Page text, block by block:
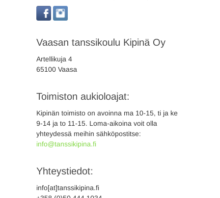
Vaasan tanssikoulu Kipinä Oy
Artellikuja 4
65100 Vaasa
Toimiston aukioloajat:
Kipinän toimisto on avoinna ma 10-15, ti ja ke
9-14 ja to 11-15. Loma-aikoina voit olla
yhteydessä meihin sähköpostitse:
info@tanssikipina.fi
Yhteystiedot:
info[at]tanssikipina.fi